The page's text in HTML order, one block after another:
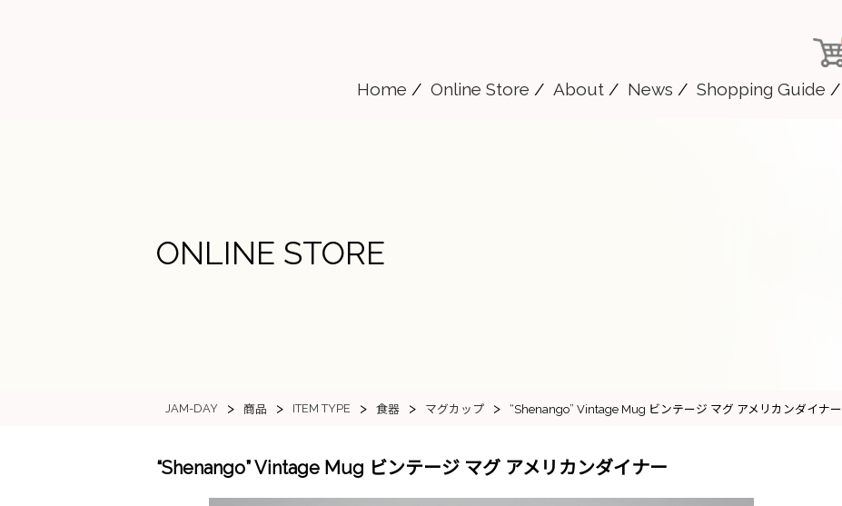
Home Online Store About News Shopping Guide
ONLINE STORE
JAM-DAY > 商品 > ITEM TYPE > 食器 > マグカップ > “Shenango” Vintage Mug ビンテージ マグ アメリカンダイナー
“Shenango” Vintage Mug ビンテージ マグ アメリカンダイナー